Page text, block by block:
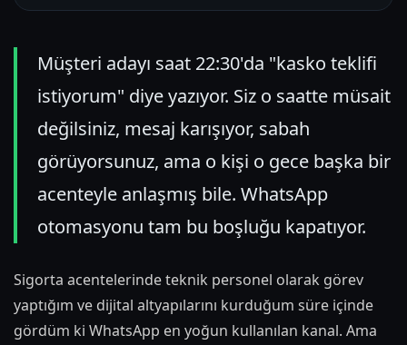
Müşteri adayı saat 22:30'da "kasko teklifi
istiyorum" diye yazıyor. Siz o saatte müsait
değilsiniz, mesaj karışıyor, sabah
görüyorsunuz, ama o kişi o gece başka bir
acenteyle anlaşmış bile. WhatsApp
otomasyonu tam bu boşluğu kapatıyor.
Sigorta acentelerinde teknik personel olarak görev
yaptığım ve dijital altyapılarını kurduğum süre içinde
gördüm ki WhatsApp en yoğun kullanılan kanal. Ama